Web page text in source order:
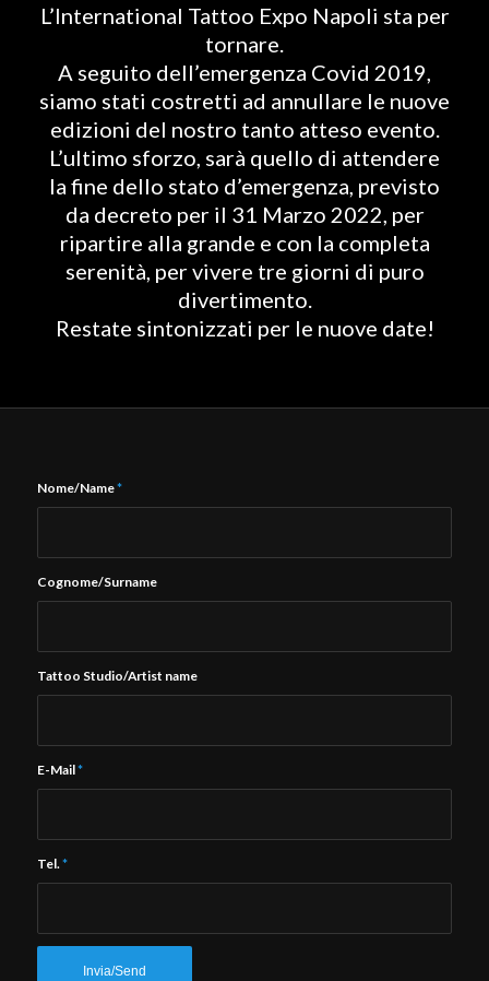
L’International Tattoo Expo Napoli sta per
tornare.
A seguito dell’emergenza Covid 2019,
siamo stati costretti ad annullare le nuove
edizioni del nostro tanto atteso evento.
L’ultimo sforzo, sarà quello di attendere
la fine dello stato d’emergenza, previsto
da decreto per il 31 Marzo 2022, per
ripartire alla grande e con la completa
serenità, per vivere tre giorni di puro
divertimento.
Restate sintonizzati per le nuove date!
Nome/Name*
Cognome/Surname
Tattoo Studio/Artist name
E-Mail*
Tel.*